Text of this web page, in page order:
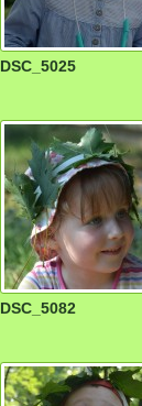
DSC_5025
DSC_5082